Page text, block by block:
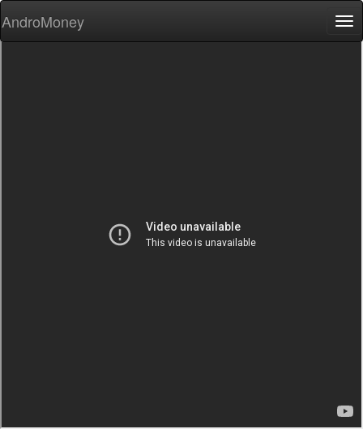
AndroMoney